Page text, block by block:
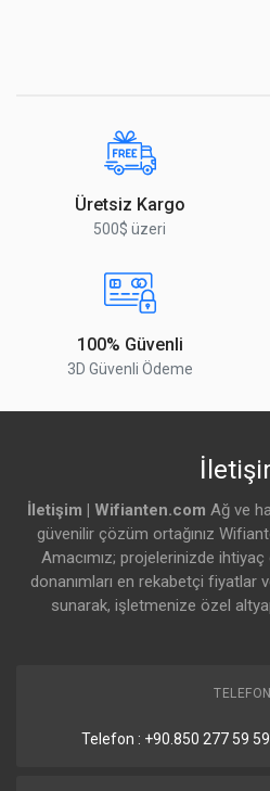
2.4 GHz Jenerasyonu
WiFi Hızı
Ethernet
10/100/1000 Ethernet portu
Details
DC Giriş Sayısı
En YÜksek Güç Tüketimi
Sertifikalar
Yorumu Gönder
Üretsiz Kargo
500$ üzeri
100% Güvenli
3D Güvenli Ödeme
İletişim | Wifianten.com Ağ ve
güvenilir çözüm ortağınız
Amacımız; projelerinizde
donanımları en rekabetçi fiyatlar
sunarak, işletmenize özel
TELEFON
Telefon : +90.850 277 59